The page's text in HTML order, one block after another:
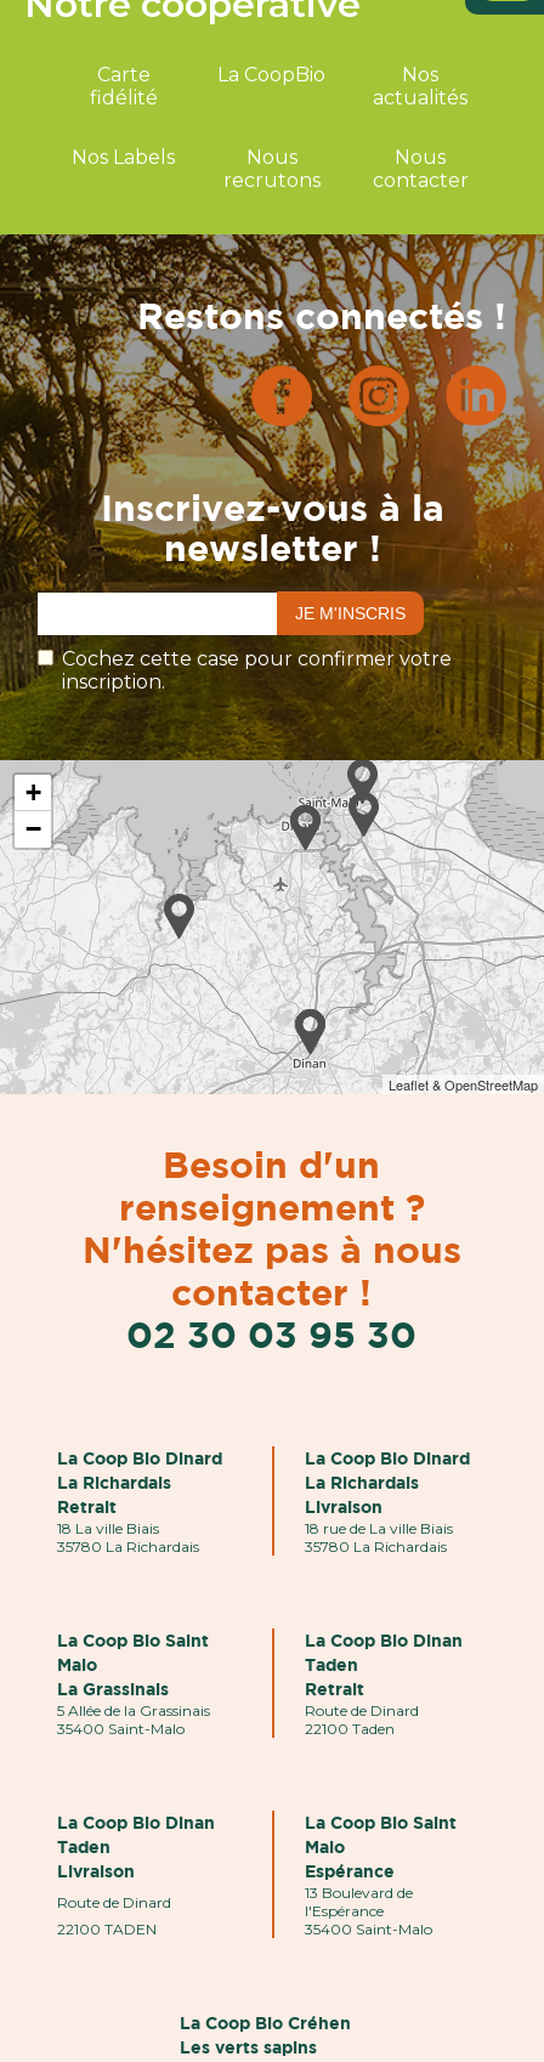
Restons connectés !
Inscrivez-vous à la
newsletter !
Cochez cette case pour confirmer votre
inscription.
Carte
fidélité
La CoopBio
Nos
actualités
Nos Labels
Nous
recrutons
Nous
contacter
Besoin d'un
renseignement ?
N'hésitez pas à nous
contacter !
02 30 03 95 30
La Coop Bio Dinard
La Richardais
Retrait
18 La ville Biais
35780 La Richardais
La Coop Bio Dinard
La Richardais
Livraison
18 rue de La ville Biais
35780 La Richardais
La Coop Bio Saint
Malo
La Grassinais
5 Allée de la Grassinais
35400 Saint-Malo
La Coop Bio Dinan
Taden
Retrait
Route de Dinard
22100 Taden
La Coop Bio Dinan
Taden
Livraison
Route de Dinard
22100 TADEN
La Coop Bio Saint
Malo
Espérance
13 Boulevard de
l'Espérance
35400 Saint-Malo
La Coop Bio Créhen
Les verts sapins
+
−
Leaflet & OpenStreetMap